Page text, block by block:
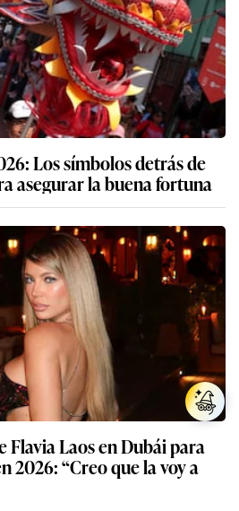
Los símbolos detrás de
asegurar la buena fortuna
Flavia Laos en Dubái para
2026: “Creo que la voy a